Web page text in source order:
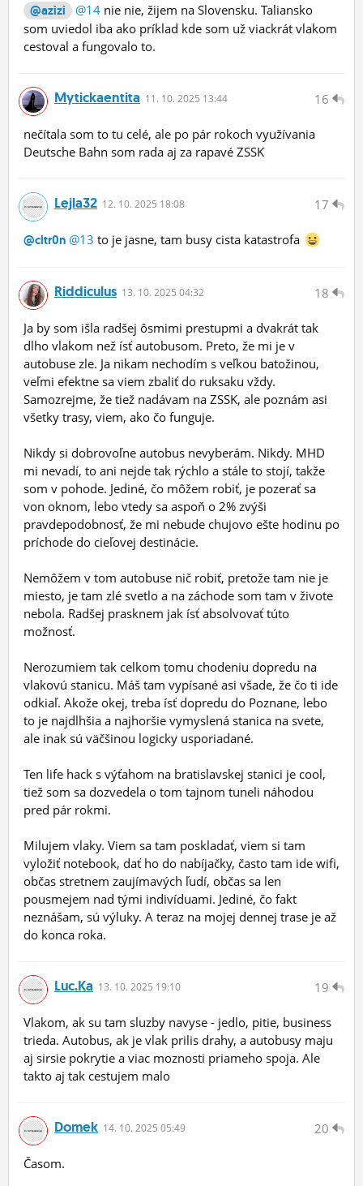
@azizi @14 nie nie, žijem na Slovensku. Taliansko
som uviedol iba ako príklad kde som už viackrát vlakom
cestoval a fungovalo to.
16
Mytickaentita 11. 10. 2025 13:44
nečítala som to tu celé, ale po pár rokoch využívania
Deutsche Bahn som rada aj za rapavé ZSSK
17
Lejla32 12. 10. 2025 18:08
@cltr0n @13 to je jasne, tam busy cista katastrofa
18
Riddiculus 13. 10. 2025 04:32
Ja by som išla radšej ôsmimi prestupmi a dvakrát tak
dlho vlakom než ísť autobusom. Preto, že mi je v
autobuse zle. Ja nikam nechodím s veľkou batožinou,
veľmi efektne sa viem zbaliť do ruksaku vždy.
Samozrejme, že tiež nadávam na ZSSK, ale poznám asi
všetky trasy, viem, ako čo funguje.
Nikdy si dobrovoľne autobus nevyberám. Nikdy. MHD
mi nevadí, to ani nejde tak rýchlo a stále to stojí, takže
som v pohode. Jediné, čo môžem robiť, je pozerať sa
von oknom, lebo vtedy sa aspoň o 2% zvýši
pravdepodobnosť, že mi nebude chujovo ešte hodinu po
príchode do cieľovej destinácie.
Nemôžem v tom autobuse nič robiť, pretože tam nie je
miesto, je tam zlé svetlo a na záchode som tam v živote
nebola. Radšej prasknem jak ísť absolvovať túto
možnosť.
Nerozumiem tak celkom tomu chodeniu dopredu na
vlakovú stanicu. Máš tam vypísané asi všade, že čo ti ide
odkiaľ. Akože okej, treba ísť dopredu do Poznane, lebo
to je najdlhšia a najhoršie vymyslená stanica na svete,
ale inak sú väčšinou logicky usporiadané.
Ten life hack s výťahom na bratislavskej stanici je cool,
tiež som sa dozvedela o tom tajnom tuneli náhodou
pred pár rokmi.
Milujem vlaky. Viem sa tam poskladať, viem si tam
vyložiť notebook, dať ho do nabíjačky, často tam ide wifi,
občas stretnem zaujímavých ľudí, občas sa len
pousmejem nad tými indivíduami. Jediné, čo fakt
neznášam, sú výluky. A teraz na mojej dennej trase je až
do konca roka.
19
Luc.ka 13. 10. 2025 19:10
Vlakom, ak su tam sluzby navyse - jedlo, pitie, business
trieda. Autobus, ak je vlak prilis drahy, a autobusy maju
aj sirsie pokrytie a viac moznosti priameho spoja. Ale
takto aj tak cestujem malo
20
Domek 14. 10. 2025 05:49
Časom.